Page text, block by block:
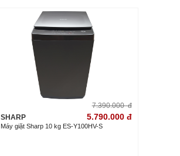
7.390.000 đ
SHARP
5.790.000 đ
Máy giặt Sharp 10 kg ES-Y100HV-S